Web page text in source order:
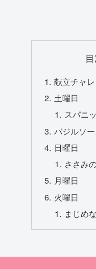
献立チャ
土曜日
スパニ
バジルソ
日曜日
ささみ
月曜日
火曜日
まじめ